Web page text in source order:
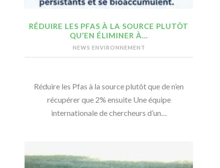
RÉDUIRE LES PFAS À LA SOURCE PLUTÔT
QU’EN ÉLIMINER À…
NEWS ENVIRONNEMENT
Réduire les Pfas à la source plutôt que de n’en
récupérer que 2% ensuite Une équipe
internationale de chercheurs d’un…